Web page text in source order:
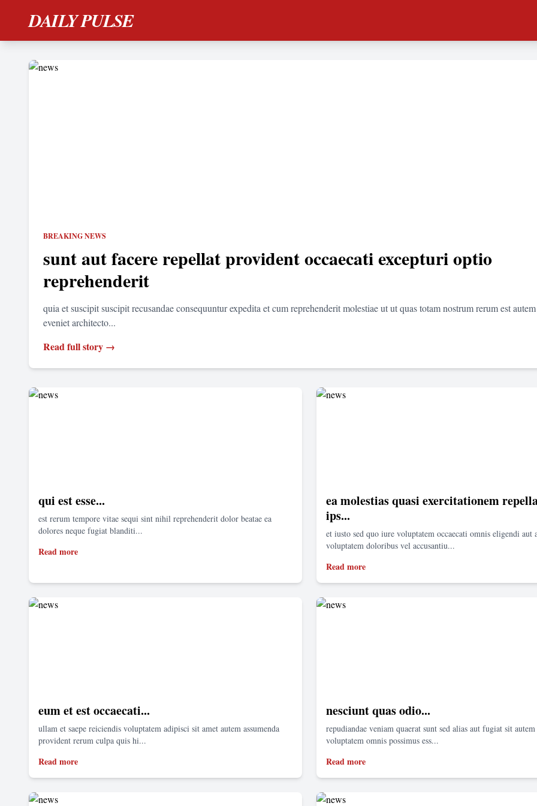
DAILY PULSE
BREAKING NEWS
sunt aut facere repellat provident occaecati excepturi optio
reprehenderit
quia et suscipit suscipit recusandae consequuntur expedita et cum reprehenderit molestiae ut ut quas totam nostrum rerum est
eveniet architecto...
Read full story →
qui est esse...
est rerum tempore vitae sequi sint nihil reprehenderit dolor beatae ea
dolores neque fugiat blanditi...
Read more
ea molestias quasi exercitationem
ips...
et iusto sed quo iure voluptatem occaecati omnis eligendi aut
voluptatem doloribus vel accusantiu...
Read more
eum et est occaecati...
ullam et saepe reiciendis voluptatem adipisci sit amet autem assumenda
provident rerum culpa quis hi...
Read more
nesciunt quas odio...
repudiandae veniam quaerat sunt sed alias aut fugiat sit autem
voluptatem omnis possimus ess...
Read more